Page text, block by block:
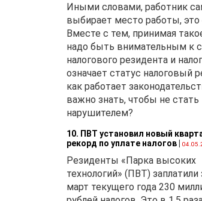
Иными словами, работник
выбирает место работы, это
Вместе с тем, принимая
надо быть внимательным к
налогового резидента и
означает статус налоговый
как работает
важно знать, чтобы не стать
нарушителем?
10. ПВТ установил новый
рекорд по уплате налогов|
Резиденты «Парка высоких
технологий» (ПВТ) заплатили
март текущего года 230